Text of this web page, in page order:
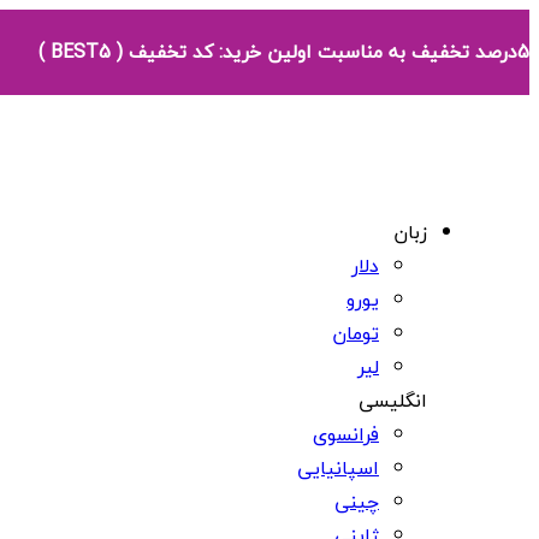
5درصد تخفیف به مناسبت اولین خرید: کد تخفیف ( BEST5 )
زبان
دلار
یورو
تومان
لیر
انگلیسی
فرانسوی
اسپانیایی
چینی